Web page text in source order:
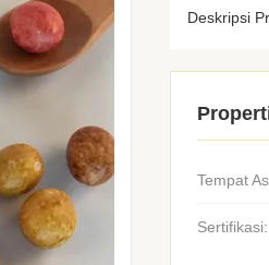
Deskripsi
Tempat
Sertifikasi: